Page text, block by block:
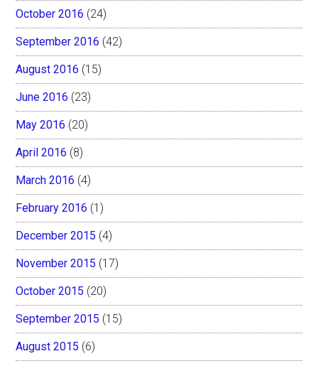
October 2016 (24)
September 2016 (42)
August 2016 (15)
June 2016 (23)
May 2016 (20)
April 2016 (8)
March 2016 (4)
February 2016 (1)
December 2015 (4)
November 2015 (17)
October 2015 (20)
September 2015 (15)
August 2015 (6)